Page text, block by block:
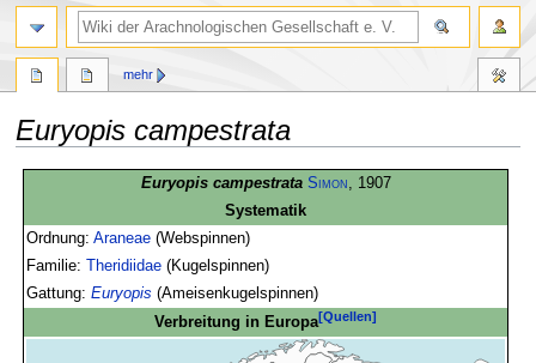
Euryopis campestrata
springen
springen
Euryopis campestrata Simon , 1907
Systematik
Ordnung:Araneae (Webspinnen)
Familie:Theridiidae (Kugelspinnen)
Gattung:Euryopis (Ameisenkugelspinnen)
Verbreitung in Europa[Quellen]
mehr